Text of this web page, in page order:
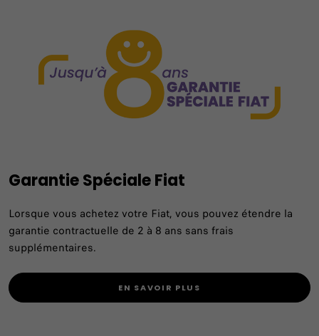
Garantie Spéciale Fiat
Lorsque vous achetez votre Fiat, vous pouvez étendre la
garantie contractuelle de 2 à 8 ans sans frais
supplémentaires.
EN SAVOIR PLUS